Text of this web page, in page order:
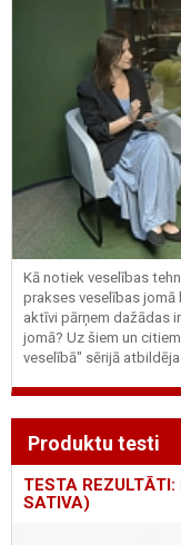
Kā notiek veselības
prakses veselības jomā
aktīvi pārņem dažādas
jomā? Uz šiem un
veselībā" sērijā
Produktu testi
TESTA REZULTĀTI:
SATIVA)